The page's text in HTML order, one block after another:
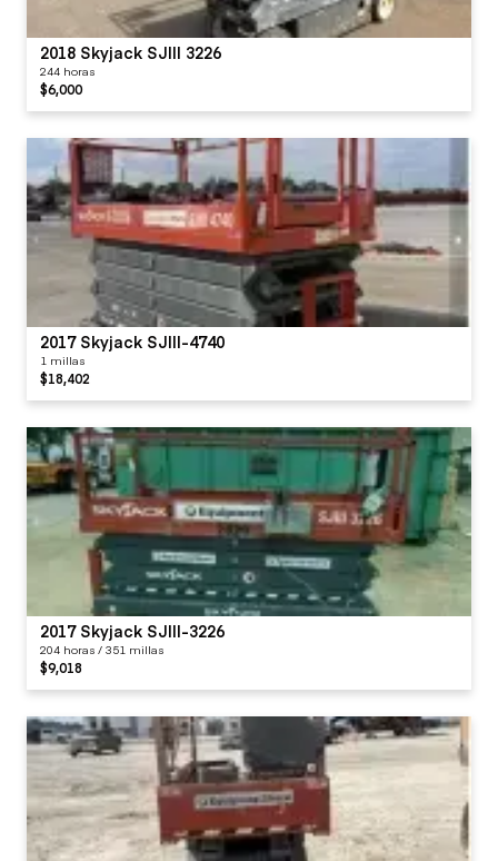
2018 Skyjack SJIII 3226
244 horas
$6,000
2017 Skyjack SJIII-4740
1 millas
$18,402
2017 Skyjack SJIII-3226
204 horas / 351 millas
$9,018